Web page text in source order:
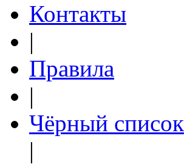
Контакты
|
Правила
|
Чёрный список
|